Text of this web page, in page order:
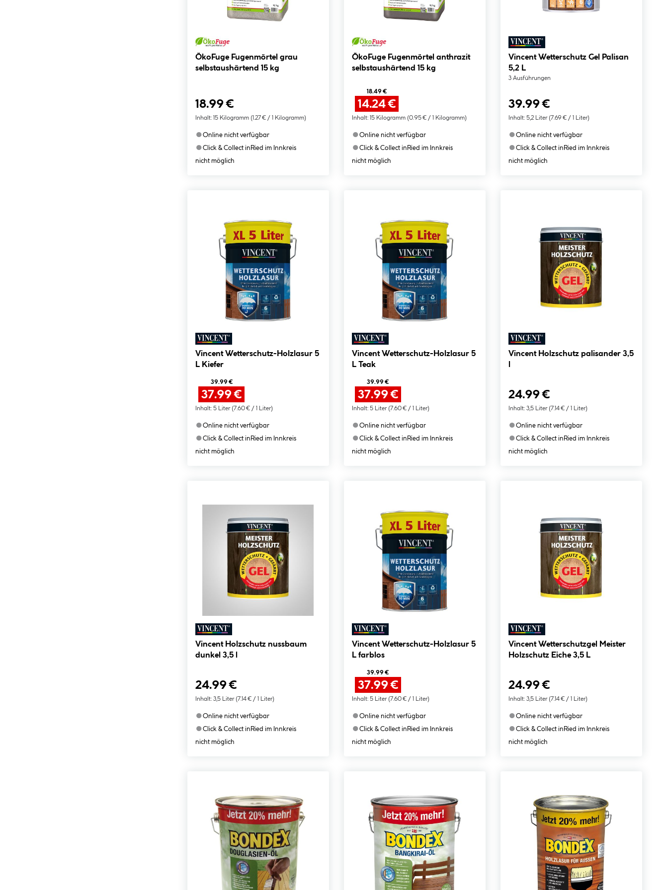
ÖkoFuge Fugenmörtel grau
selbstaushärtend 15 kg
18.99 €
Inhalt: 15 Kilogramm (1.27 € / 1 Kilogramm)
●Online nicht verfügbar
●Click & Collect in Ried im Innkreis
nicht möglich
ÖkoFuge Fugenmörtel anthrazit
selbstaushärtend 15 kg
18.49 €
14.24 €
Inhalt: 15 Kilogramm (0.95 € / 1 Kilogramm)
●Online nicht verfügbar
●Click & Collect in Ried im Innkreis
nicht möglich
Vincent Wetterschutz Gel Palisan
5,2 L
3 Ausführungen
39.99 €
Inhalt: 5,2 Liter (7.69 € / 1 Liter)
●Online nicht verfügbar
●Click & Collect in Ried im Innkreis
nicht möglich
Vincent Wetterschutz-Holzlasur 5
L Kiefer
39.99 €
37.99 €
Inhalt: 5 Liter (7.60 € / 1 Liter)
●Online nicht verfügbar
●Click & Collect in Ried im Innkreis
nicht möglich
Vincent Wetterschutz-Holzlasur 5
L Teak
39.99 €
37.99 €
Inhalt: 5 Liter (7.60 € / 1 Liter)
●Online nicht verfügbar
●Click & Collect in Ried im Innkreis
nicht möglich
Vincent Holzschutz palisander 3,5
24.99 €
Inhalt: 3,5 Liter (7.14 € / 1 Liter)
●Online nicht verfügbar
●Click & Collect in Ried im Innkreis
nicht möglich
Vincent Holzschutz nussbaum
dunkel 3,5 l
24.99 €
Inhalt: 3,5 Liter (7.14 € / 1 Liter)
●Online nicht verfügbar
●Click & Collect in Ried im Innkreis
nicht möglich
Vincent Wetterschutz-Holzlasur 5
L farblos
39.99 €
37.99 €
Inhalt: 5 Liter (7.60 € / 1 Liter)
●Online nicht verfügbar
●Click & Collect in Ried im Innkreis
nicht möglich
Vincent Wetterschutzgel Meister
Holzschutz Eiche 3,5 L
24.99 €
Inhalt: 3,5 Liter (7.14 € / 1 Liter)
●Online nicht verfügbar
●Click & Collect in Ried im Innkreis
nicht möglich